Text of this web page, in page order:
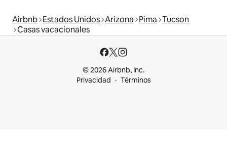
Airbnb Estados Unidos Arizona Pima Tucson
Casas vacacionales
© 2026 Airbnb, Inc.
Privacidad
Términos